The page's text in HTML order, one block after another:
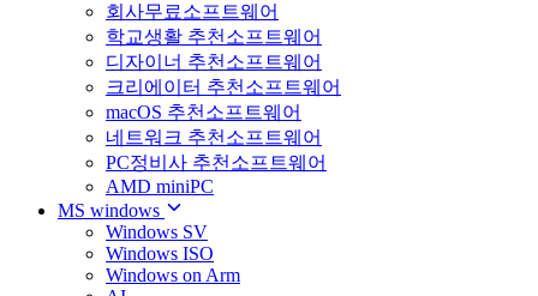
회사무료소프트웨어
학교생활 추천소프트웨어
디자이너 추천소프트웨어
크리에이터 추천소프트웨어
macOS 추천소프트웨어
네트워크 추천소프트웨어
PC정비사 추천소프트웨어
AMD miniPC
MS windows
Windows SV
Windows ISO
Windows on Arm